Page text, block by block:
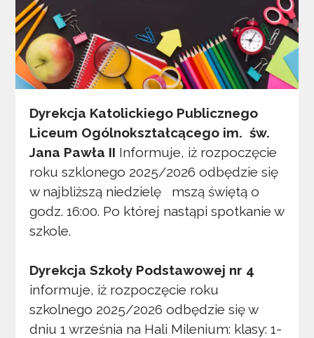
Dyrekcja Katolickiego Publicznego
Liceum Ogólnokształcącego im. św.
Jana Pawła II Informuje, iż rozpoczęcie
roku szklonego 2025/2026 odbędzie się
w najbliższą niedzielę mszą świętą o
godz. 16:00. Po której nastąpi spotkanie w
szkole.
Dyrekcja Szkoły Podstawowej nr 4
informuje, iż rozpoczęcie roku
szkolnego 2025/2026 odbędzie się w
dniu 1 września na Hali Milenium: klasy: 1-